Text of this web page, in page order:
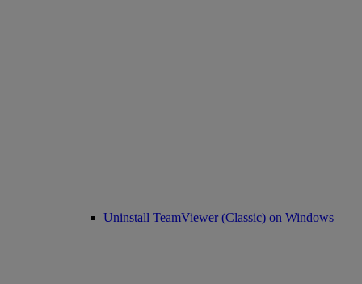
Uninstall TeamViewer (Classic) on Windows